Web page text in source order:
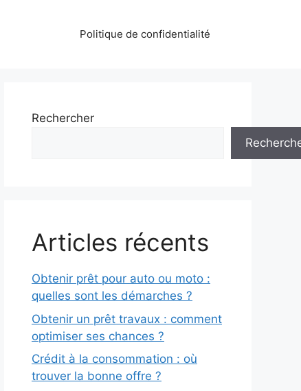
Politique de confidentialité
Rechercher
Articles récents
Obtenir prêt pour auto ou moto :
quelles sont les démarches ?
Obtenir un prêt travaux : comment
optimiser ses chances ?
Crédit à la consommation : où
trouver la bonne offre ?